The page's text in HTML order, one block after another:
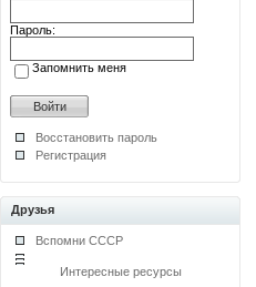
Пароль:
Запомнить меня
Восстановить пароль
Регистрация
Друзья
Вспомни СССР
Интересные ресурсы